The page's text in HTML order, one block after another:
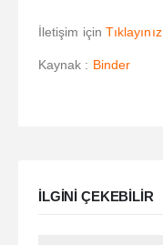
İletişim için Tıklayınız
Kaynak : Binder
ILGINI ÇEKEBILIR